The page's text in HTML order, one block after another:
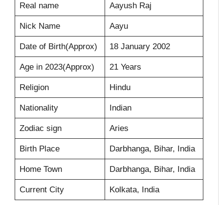
Real name Aayush Raj
Nick Name Aayu
Date of Birth(Approx) 18 January 2002
Age in 2023(Approx) 21 Years
Religion Hindu
Nationality Indian
Zodiac sign Aries
Birth Place Darbhanga, Bihar, India
Home Town Darbhanga, Bihar, India
Current City Kolkata, India